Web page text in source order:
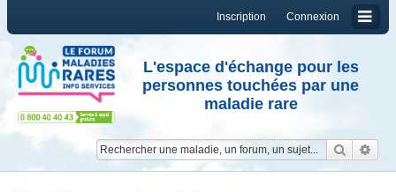
Connexion
Inscription
L'espace d'échange pour les
personnes touchées par une
maladie rare